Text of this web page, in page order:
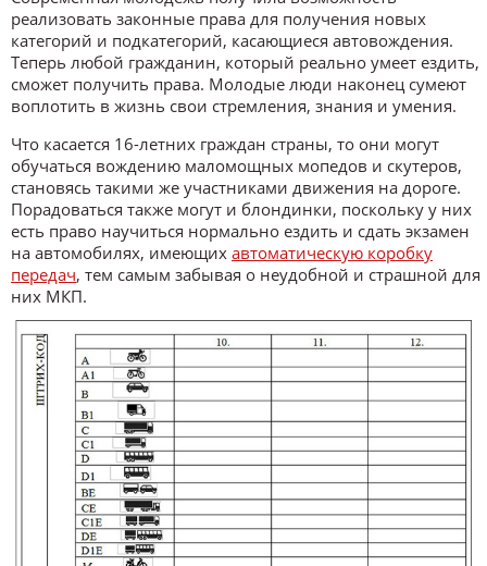
реализовать законные права для получения новых
категорий и подкатегорий, касающиеся автовождения.
Теперь любой гражданин, который реально умеет ездить,
сможет получить права. Молодые люди наконец сумеют
воплотить в жизнь свои стремления, знания и умения.
Что касается 16-летних граждан страны, то они могут
обучаться вождению маломощных мопедов и скутеров,
становясь такими же участниками движения на дороге.
Порадоваться также могут и блондинки, поскольку у них
есть право научиться нормально ездить и сдать экзамен
на автомобилях, имеющих автоматическую коробку
передач, тем самым забывая о неудобной и страшной для
них МКП.